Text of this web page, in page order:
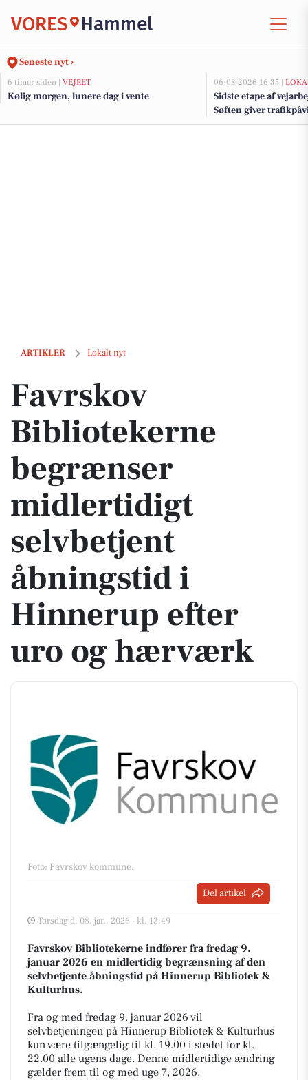
VORES Hammel
Seneste nyt ›
6 timer siden | VEJRET
Kølig morgen, lunere dag i vente
06-08-2026 16:35 |
Sidste etape af
Søften giver
kommende uger
ARTIKLER Lokalt nyt
Favrskov Bibliotekerne begrænser midlertidigt selvbetjent
Favrskov
Bibliotekerne
begrænser
midlertidigt
selvbetjent
åbningstid i
Hinnerup efter
uro og hærværk
Foto: Favrskov kommune.
Del artikel
Torsdag d. 08. jan. 2026 - kl. 13:49
Favrskov Bibliotekerne indfører fra fredag 9.
januar 2026 en midlertidig begrænsning af den
selvbetjente åbningstid på Hinnerup Bibliotek &
Kulturhus.
Fra og med fredag 9. januar 2026 vil
selvbetjeningen på Hinnerup Bibliotek & Kulturhus
kun være tilgængelig til kl. 19.00 i stedet for kl.
22.00 alle ugens dage. Denne midlertidige ændring
gælder frem til og med uge 7, 2026.